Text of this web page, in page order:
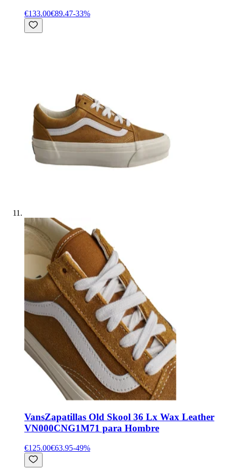
€133.00€89.47-33%
VansZapatillas Old Skool 36 Lx Wax Leather
VN000CNG1M71 para Hombre
€125.00€63.95-49%